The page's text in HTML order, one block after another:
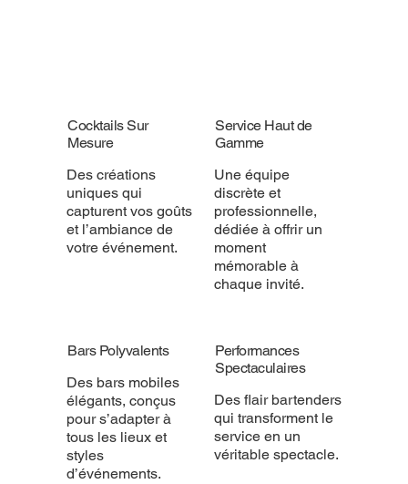
Cocktails Sur
Mesure
Des créations
uniques qui
capturent vos goûts
et l’ambiance de
votre événement.
Service Haut de
Gamme
Une équipe
discrète et
professionnelle,
dédiée à offrir un
moment
mémorable à
chaque invité.
Bars Polyvalents
Des bars mobiles
élégants, conçus
pour s’adapter à
tous les lieux et
styles
d’événements.
Performances
Spectaculaires
Des flair bartenders
qui transforment le
service en un
véritable spectacle.